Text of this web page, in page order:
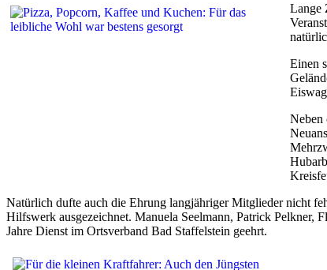
Lange
Einen
Neben
Natürlich dufte auch die Ehrung langjähriger Mitglieder nicht
Hilfswerk ausgezeichnet. Manuela Seelmann, Patrick
Jahre Dienst im Ortsverband Bad Staffelstein geehrt.